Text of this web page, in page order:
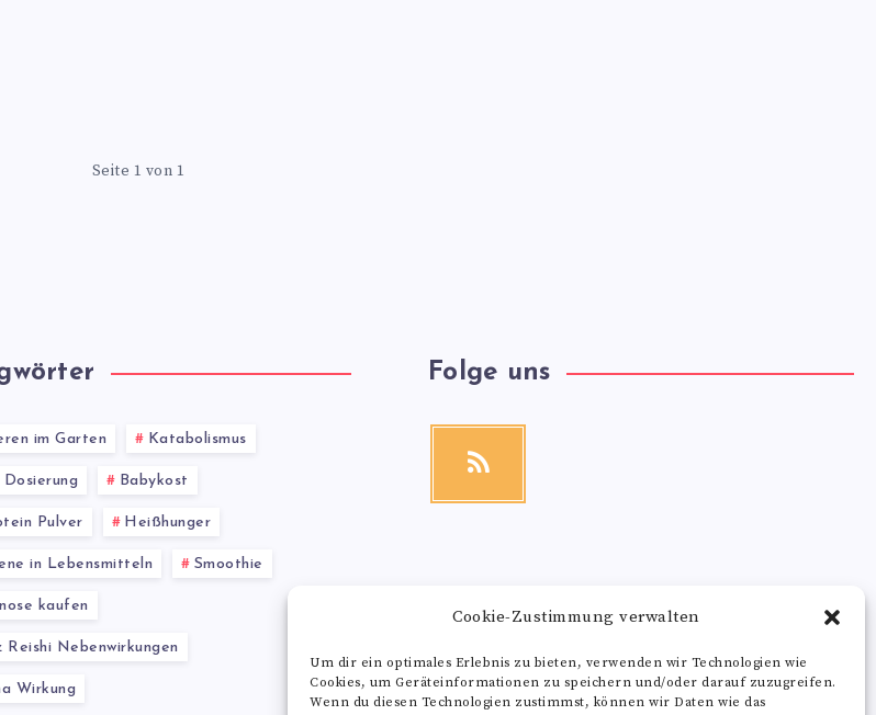
Cookie-Zustimmung verwalten
Um dir ein optimales Erlebnis zu bieten, verwenden wir Technologien wie
Cookies, um Geräteinformationen zu speichern und/oder darauf zuzugreifen.
Wenn du diesen Technologien zustimmst, können wir Daten wie das
Seite 1 von 1
im Garten Katabolismus
Dosierung Babykost
Pulver Heißhunger
in Lebensmitteln Smoothie
kaufen
Reishi Nebenwirkungen
Wirkung
Folge uns
RSS